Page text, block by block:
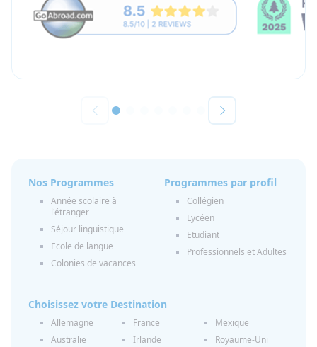
Nos Programmes
Année scolaire à
l'étranger
Séjour linguistique
Ecole de langue
Colonies de vacances
Programmes par profil
Collégien
Lycéen
Etudiant
Professionnels et Adultes
Choisissez votre Destination
Allemagne
Australie
France
Irlande
Mexique
Royaume-Uni